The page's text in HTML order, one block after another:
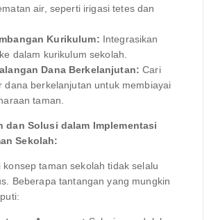
air, seperti irigasi tetes dan
Kurikulum: Integrasikan
dalam kurikulum sekolah.
Dana Berkelanjutan: Cari
dana berkelanjutan untuk membiayai
taman.
dan Solusi dalam Implementasi
Sekolah:
konsep taman sekolah tidak selalu
Beberapa tantangan yang mungkin